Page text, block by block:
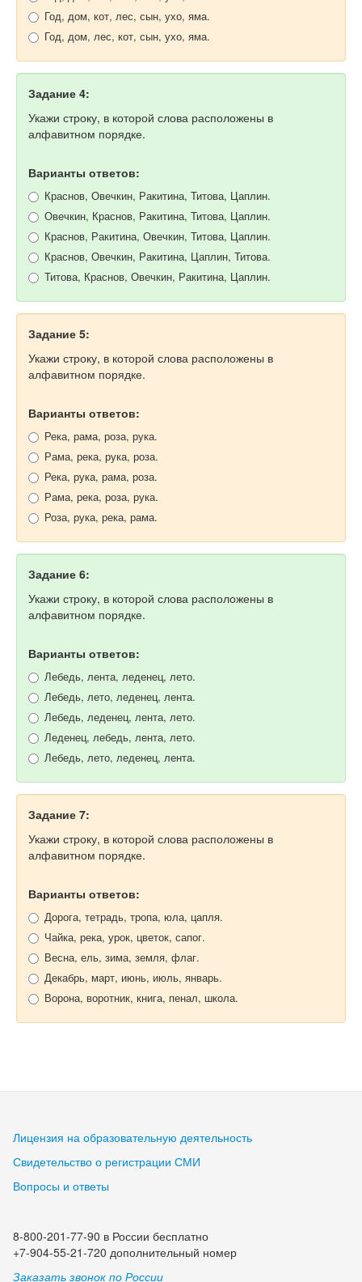
Год, дом, кот, лес, сын, ухо, яма.
Год, дом, лес, кот, сын, ухо, яма.
Задание 4:
Укажи строку, в которой слова расположены в
алфавитном порядке.
Варианты ответов:
Краснов, Овечкин, Ракитина, Титова, Цаплин.
Овечкин, Краснов, Ракитина, Титова, Цаплин.
Краснов, Ракитина, Овечкин, Титова, Цаплин.
Краснов, Овечкин, Ракитина, Цаплин, Титова.
Титова, Краснов, Овечкин, Ракитина, Цаплин.
Задание 5:
Укажи строку, в которой слова расположены в
алфавитном порядке.
Варианты ответов:
Река, рама, роза, рука.
Рама, река, рука, роза.
Река, рука, рама, роза.
Рама, река, роза, рука.
Роза, рука, река, рама.
Задание 6:
Укажи строку, в которой слова расположены в
алфавитном порядке.
Варианты ответов:
Лебедь, лента, леденец, лето.
Лебедь, лето, леденец, лента.
Лебедь, леденец, лента, лето.
Леденец, лебедь, лента, лето.
Лебедь, лето, леденец, лента.
Задание 7:
Укажи строку, в которой слова расположены в
алфавитном порядке.
Варианты ответов:
Дорога, тетрадь, тропа, юла, цапля.
Чайка, река, урок, цветок, сапог.
Весна, ель, зима, земля, флаг.
Декабрь, март, июнь, июль, январь.
Ворона, воротник, книга, пенал, школа.
Лицензия на образовательную деятельность
Свидетельство о регистрации СМИ
Вопросы и ответы
8-800-201-77-90 в России бесплатно
+7-904-55-21-720 дополнительный номер
Заказать звонок по России